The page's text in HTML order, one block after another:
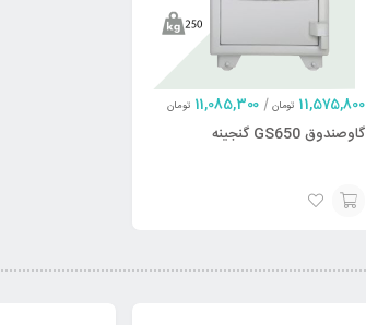
11,575,800 تومان |
11,085,300 تومان
گاوصندوق GS650 گنجینه
گزینه